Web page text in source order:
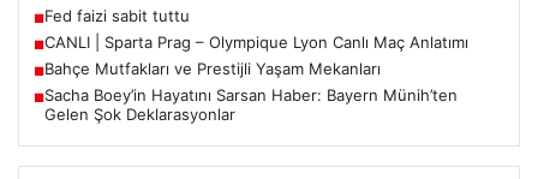
■Fed faizi sabit tuttu
■CANLI | Sparta Prag – Olympique Lyon Canlı Maç Anlatımı
■Bahçe Mutfakları ve Prestijli Yaşam Mekanları
■Sacha Boey’in Hayatını Sarsan Haber: Bayern Münih’ten
Gelen Şok Deklarasyonlar